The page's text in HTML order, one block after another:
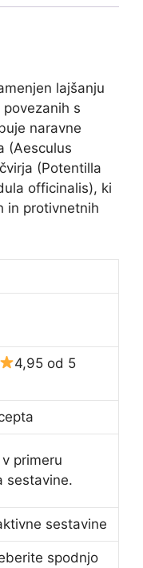
lajšanju
s
naravne
(Aesculus
(Potentilla
officinalis), ki
in protivnetnih
4,95 od 5
primeru
sestavine.
sestavine
spodnjo